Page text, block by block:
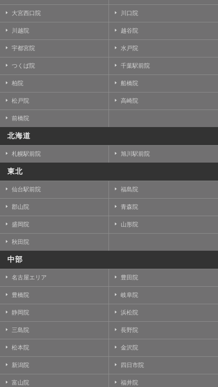
大宮西口院 川口院
川越院 越谷院
宇都宮院 水戸院
つくば院 千葉駅前院
柏院 船橋院
松戸院 高崎院
前橋院
北海道
札幌駅前院 旭川駅前院
東北
仙台駅前院 福島院
郡山院 青森院
盛岡院 山形院
秋田院
中部
名古屋エリア 豊田院
豊橋院 岐阜院
静岡院 浜松院
三島院 長野院
松本院 金沢院
新潟院 四日市院
富山院 福井院